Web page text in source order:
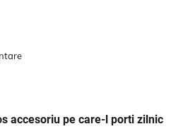
accesoriu pe care-l porti zilnic